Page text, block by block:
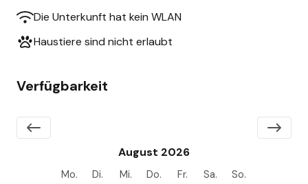
Die Unterkunft hat kein WLAN
Haustiere sind nicht erlaubt
Verfügbarkeit
August 2026
Mo. Di. Mi. Do. Fr. Sa.
So.